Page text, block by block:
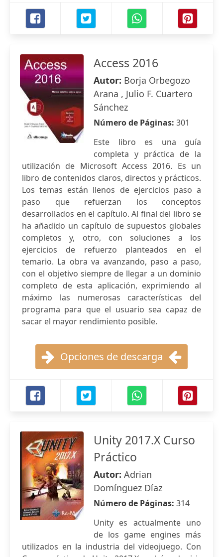
Access 2016
Autor: Borja Orbegozo
Arana , Julio F. Cuartero
Sánchez
Número de Páginas: 301
Este libro es una guía
completa y práctica de la
utilización de Microsoft Access 2016. Es un
libro de contenidos claros, directos y prácticos.
Los temas están llenos de ejercicios paso a
paso que refuerzan los conceptos
desarrollados en el capítulo. Al final del libro se
ha añadido un capítulo de supuestos globales
completos y, otro, con soluciones a los
ejercicios de refuerzo planteados en el
temario. La obra va avanzando, paso a paso,
con el objetivo siempre de llegar a un dominio
completo de esta aplicación, exprimiendo al
máximo las numerosas características del
programa para que el usuario sea capaz de
sacar el mayor rendimiento posible.
Opciones de descarga
Unity 2017.X Curso
Práctico
Autor: Adrian
Domínguez Díaz
Número de Páginas: 314
Unity es actualmente uno
de los game engines más
utilizados en la industria del videojuego. Con